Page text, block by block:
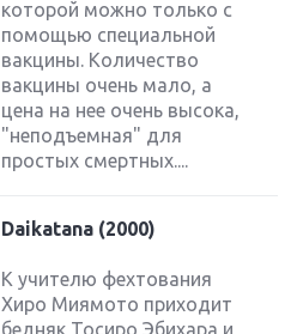
которой можно только с
помощью специальной
вакцины. Количество
вакцины очень мало, а
цена на нее очень высока,
"неподъемная" для
простых смертных....
Daikatana (2000)
К учителю фехтования
Хиро Миямото приходит
бедняк Тосиро Эбихара и